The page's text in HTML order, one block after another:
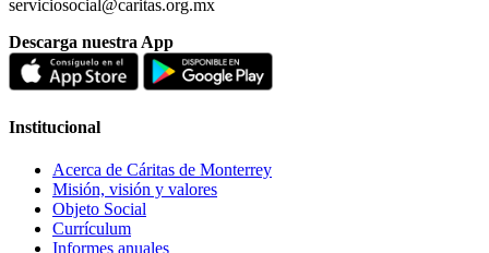
serviciosocial@caritas.org.mx
Descarga nuestra App
Institucional
Acerca de Cáritas de Monterrey
Misión, visión y valores
Objeto Social
Currículum
Informes anuales